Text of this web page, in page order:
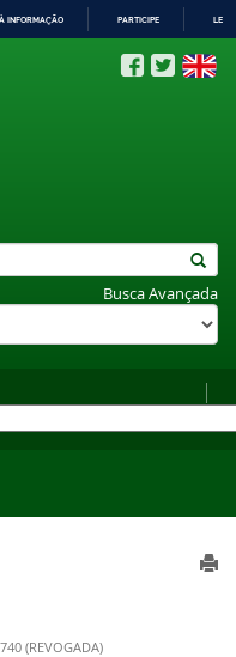
INFORMAÇÃO PARTICIPE
Busca Avançada
(REVOGADA)